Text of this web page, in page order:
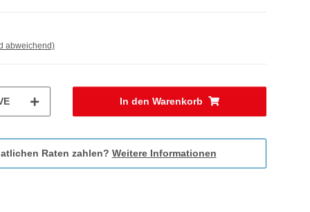
abweichend)
In den Warenkorb
Raten zahlen? Weitere Informationen